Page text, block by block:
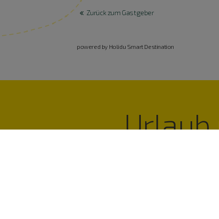
Zurück zum Gastgeber
powered by Holidu Smart Destination
Urlaub